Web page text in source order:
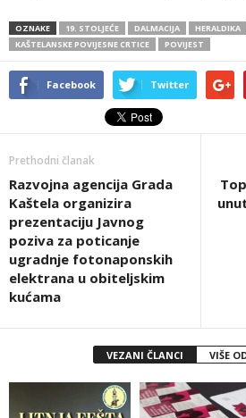
OZNAKE 19. STOLJEĆE DALMACIJA HERALDIKA
KAŠTELANSKE POVIJESNE CRTICE
POVIJEST
Facebook Twitter
Prethodni članak
Razvojna agencija Grada
Kaštela organizira
prezentaciju Javnog
poziva za poticanje
ugradnje fotonaponskih
elektrana u obiteljskim
kućama
VEZANI ČLANCI VIŠE